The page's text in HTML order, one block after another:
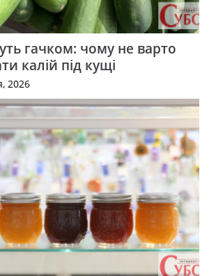
гачком: чому не варто
калій під кущі
2026